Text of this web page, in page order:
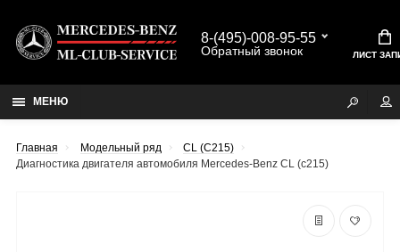
8-(495)-008-95-55
Обратный звонок ЛИСТ
МЕНЮ
Главная Модельный ряд
CL (C215)
Диагностика двигателя автомобиля Mercedes-Benz CL (c215)